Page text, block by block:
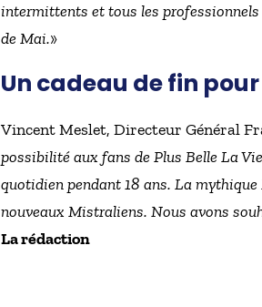
intermittents et tous les
de Mai.»
Un cadeau de fin
Vincent Meslet, Directeur Général
possibilité aux fans de Plus Belle La
quotidien pendant 18 ans. La
nouveaux Mistraliens. Nous avons
La rédaction